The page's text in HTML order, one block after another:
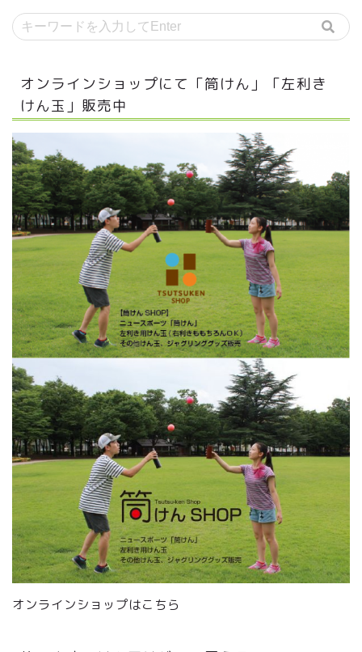
オンラインショップにて「筒けん」「左利き
けん玉」販売中
オンラインショップはこちら